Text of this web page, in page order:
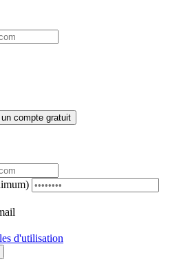
un compte gratuit
d'utilisation